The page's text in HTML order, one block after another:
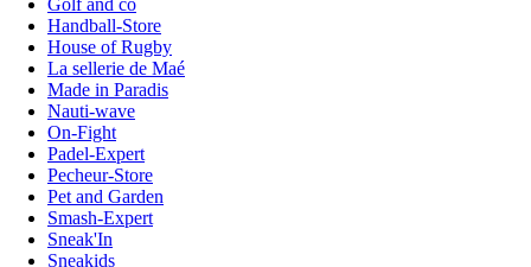
Handball-Store
House of Rugby
La sellerie de Maé
Made in Paradis
Nauti-wave
On-Fight
Padel-Expert
Pecheur-Store
Pet and Garden
Smash-Expert
Sneak'In
Sneakids